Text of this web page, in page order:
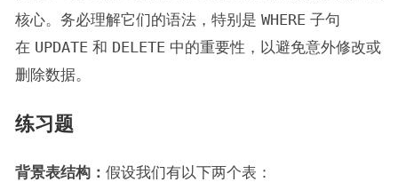
核心。务必理解它们的语法，特别是 WHERE 子句
在 UPDATE 和 DELETE 中的重要性，以避免意外修改或
删除数据。
练习题
背景表结构： 假设我们有以下两个表：